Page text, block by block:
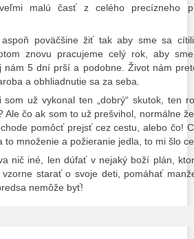
malú časť z celého precízneho
poväčšine žiť tak aby sme sa
znovu pracujeme celý rok, aby
nám 5 dní prší a podobne. Život nám
a obhliadnutie sa za seba.
som už vykonal ten „dobrý“ skutok, ten
Ale čo ak som to už prešvihol, normálne
pomôcť prejsť cez cestu, alebo čo!
to množenie a požieranie jedla, to mi šlo
nič iné, len dúfať v nejaký boží plán,
starať o svoje deti, pomáhať
nemôže byť!